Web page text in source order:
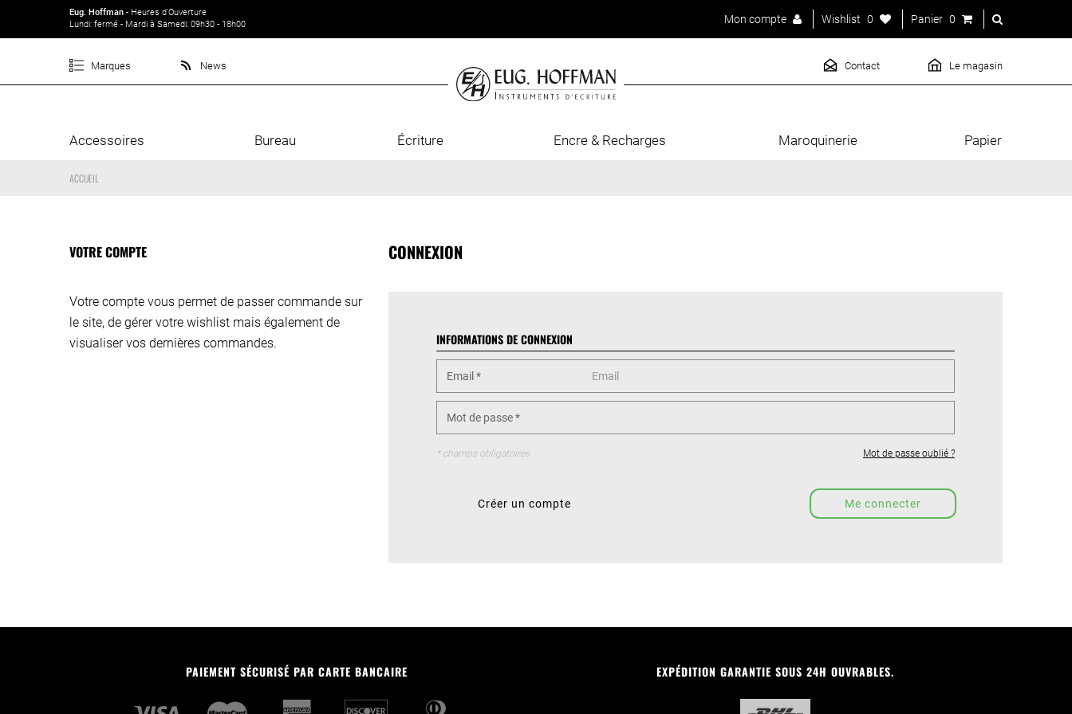
Eug. Hoffman - Heures d'Ouverture
Lundi: fermé - Mardi à Samedi: 09h30 - 18h00
Panier 0
Wishlist 0
Mon compte
Marques News Le magasin
Contact
Accessoires Bureau Écriture Encre & Recharges Maroquinerie Papier
ACCUEIL
VOTRE COMPTE
Votre compte vous permet de passer commande sur
le site, de gérer votre wishlist mais également de
visualiser vos dernières commandes.
CONNEXION
INFORMATIONS DE CONNEXION
Email *
Mot de passe*
* champs obligatoires Mot de passe oublié ?
Créer un compte
PAIEMENT SÉCURISÉ PAR CARTE BANCAIRE EXPÉDITION GARANTIE SOUS 24H OUVRABLES.